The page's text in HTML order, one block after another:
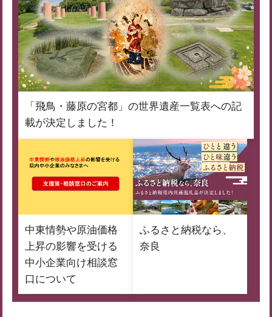
「飛鳥・藤原の宮都」の世界遺産一覧表への記
載が決定しました！
中東情勢や原油価格
上昇の影響を受ける
中小企業向け相談窓
口について
ふるさと納税なら、
奈良